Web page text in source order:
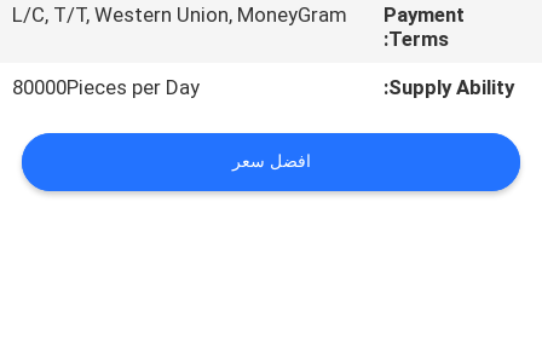
في
المعمل
Payment
Terms:
L/C, T/T, Western Union, MoneyGram
Supply Ability:
80000Pieces per Day
افضل سعر